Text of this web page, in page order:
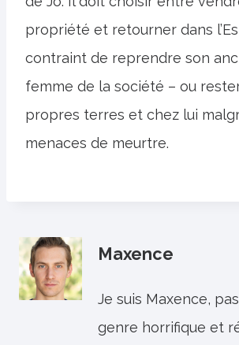
propriété et retourner dans
contraint de reprendre son
femme de la société – ou
propres terres et chez lui
menaces de meurtre.
Maxence
Je suis Maxence,
genre horrifique et